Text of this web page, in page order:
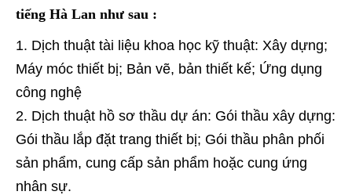
tiếng Hà Lan như sau :
Dịch thuật tài liệu khoa học kỹ thuật: Xây dựng;
Máy móc thiết bị; Bản vẽ, bản thiết kế; Ứng dụng
công nghệ
Dịch thuật hồ sơ thầu dự án: Gói thầu xây dựng:
Gói thầu lắp đặt trang thiết bị; Gói thầu phân phối
sản phẩm, cung cấp sản phẩm hoặc cung ứng
nhân sự.